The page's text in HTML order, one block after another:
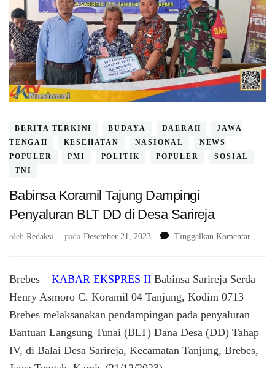
BERITA TERKINI BUDAYA DAERAH
JAWA
TENGAH
KESEHATAN NASIONAL
NEWS
POPULER
PMI POLITIK POPULER
SOSIAL
TNI
Babinsa Koramil Tajung Dampingi
Penyaluran BLT DD di Desa Sarireja
oleh Redaksi pada Desember 21, 2023 Tinggalkan Komentarpada
di
Desa
Brebes – KABAR EKSPRES II Babinsa Sarireja Serda
Henry Asmoro C. Koramil 04 Tanjung, Kodim 0713
Brebes melaksanakan pendampingan pada penyaluran
Bantuan Langsung Tunai (BLT) Dana Desa (DD) Tahap
IV, di Balai Desa Sarireja, Kecamatan Tanjung, Brebes,